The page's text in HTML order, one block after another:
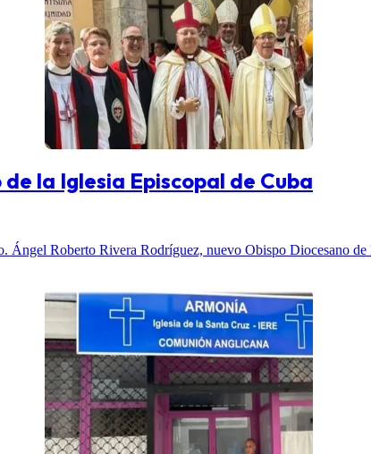
la Iglesia Episcopal de Cuba
Ángel Roberto Rivera Rodríguez, nuevo Obispo Diocesano